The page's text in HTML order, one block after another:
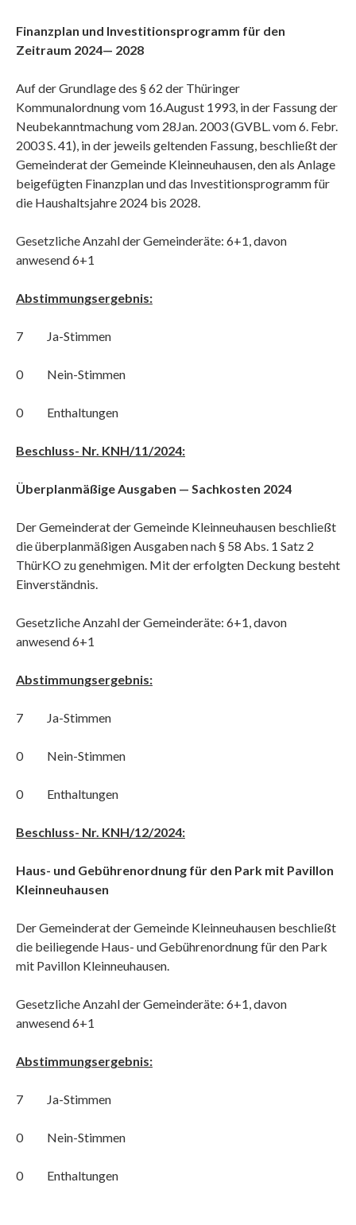
Finanzplan und Investitionsprogramm für den
Zeitraum 2024— 2028
Auf der Grundlage des § 62 der Thüringer
Kommunalordnung vom 16.August 1993, in der Fassung der
Neubekanntmachung vom 28Jan. 2003 (GVBL. vom 6. Febr.
2003 S. 41), in der jeweils geltenden Fassung, beschließt der
Gemeinderat der Gemeinde Kleinneuhausen, den als Anlage
beigefügten Finanzplan und das Investitionsprogramm für
die Haushaltsjahre 2024 bis 2028.
Gesetzliche Anzahl der Gemeinderäte: 6+1, davon
anwesend 6+1
Abstimmungsergebnis:
7 Ja-Stimmen
0 Nein-Stimmen
0 Enthaltungen
Beschluss- Nr. KNH/11/2024:
Überplanmäßige Ausgaben — Sachkosten 2024
Der Gemeinderat der Gemeinde Kleinneuhausen beschließt
die überplanmäßigen Ausgaben nach § 58 Abs. 1 Satz 2
ThürKO zu genehmigen. Mit der erfolgten Deckung besteht
Einverständnis.
Gesetzliche Anzahl der Gemeinderäte: 6+1, davon
anwesend 6+1
Abstimmungsergebnis:
7 Ja-Stimmen
0 Nein-Stimmen
0 Enthaltungen
Beschluss- Nr. KNH/12/2024:
Haus- und Gebührenordnung für den Park mit Pavillon
Kleinneuhausen
Der Gemeinderat der Gemeinde Kleinneuhausen beschließt
die beiliegende Haus- und Gebührenordnung für den Park
mit Pavillon Kleinneuhausen.
Gesetzliche Anzahl der Gemeinderäte: 6+1, davon
anwesend 6+1
Abstimmungsergebnis:
7 Ja-Stimmen
0 Nein-Stimmen
0 Enthaltungen